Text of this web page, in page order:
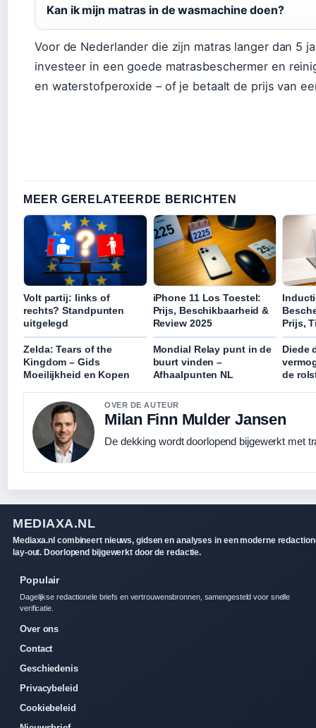
Kan ik mijn matras in de wasmachine doen?
Voor de Nederlander die zijn matras langer dan 5
investeer in een goede matrasbeschermer en
en waterstofperoxide – of je betaalt de prijs van
MEER GERELATEERDE BERICHTEN
Volt partij: links of
rechts? Standpunten
uitgelegd
iPhone 11 Los Toestel:
Prijs, Beschikbaarheid &
Review 2025
Prijs,
Zelda: Tears of the
Kingdom – Gids
Moeilijkheid en Kopen
Mondial Relay punt in de
buurt vinden –
Afhaalpunten NL
Diede
de
OVER DE AUTEUR
Milan Finn Mulder Jansen
De dekking wordt doorlopend bijgewerkt met
MEDIAXA.NL
Mediaxa.nl combineert nieuws, gidsen en analyses in een moderne
lay-out. Doorlopend bijgewerkt door de redactie.
Populair
Dagelijkse redactionele briefs en vertrouwensbronnen, samengesteld voor snelle
verificatie.
Over ons
Contact
Geschiedenis
Privacybeleid
Cookiebeleid